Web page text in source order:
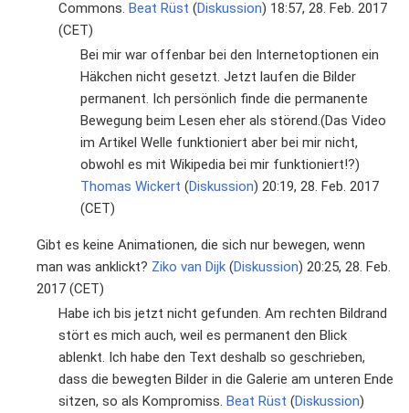
Commons. Beat Rüst (Diskussion) 18:57, 28. Feb. 2017
(CET)
Bei mir war offenbar bei den Internetoptionen ein
Häkchen nicht gesetzt. Jetzt laufen die Bilder
permanent. Ich persönlich finde die permanente
Bewegung beim Lesen eher als störend.(Das Video
im Artikel Welle funktioniert aber bei mir nicht,
obwohl es mit Wikipedia bei mir funktioniert!?)
Thomas Wickert (Diskussion) 20:19, 28. Feb. 2017
(CET)
Gibt es keine Animationen, die sich nur bewegen, wenn
man was anklickt? Ziko van Dijk (Diskussion) 20:25, 28. Feb.
2017 (CET)
Habe ich bis jetzt nicht gefunden. Am rechten Bildrand
stört es mich auch, weil es permanent den Blick
ablenkt. Ich habe den Text deshalb so geschrieben,
dass die bewegten Bilder in die Galerie am unteren Ende
sitzen, so als Kompromiss. Beat Rüst (Diskussion)